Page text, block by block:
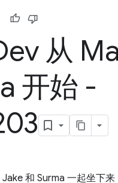
从
开始 -
和 Surma 一起坐下